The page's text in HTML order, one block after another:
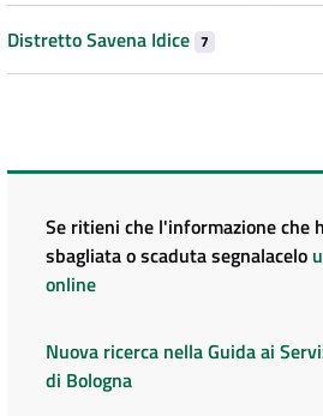
Distretto Savena Idice 7
Se ritieni che l'informazione che
sbagliata o scaduta segnalacelo
online
Nuova ricerca nella Guida ai
di Bologna